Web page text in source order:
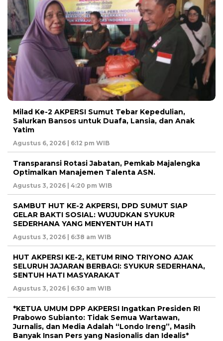
Milad Ke-2 AKPERSI Sumut Tebar Kepedulian,
Salurkan Bansos untuk Duafa, Lansia, dan Anak
Yatim
Agustus 6, 2026 | 6:12 pm WIB
Transparansi Rotasi Jabatan, Pemkab Majalengka
Optimalkan Manajemen Talenta ASN.
Agustus 3, 2026 | 4:20 pm WIB
SAMBUT HUT KE-2 AKPERSI, DPD SUMUT SIAP
GELAR BAKTI SOSIAL: WUJUDKAN SYUKUR
SEDERHANA YANG MENYENTUH HATI
Agustus 3, 2026 | 6:38 am WIB
HUT AKPERSI KE-2, KETUM RINO TRIYONO AJAK
SELURUH JAJARAN BERBAGI: SYUKUR SEDERHANA,
SENTUH HATI MASYARAKAT
Agustus 3, 2026 | 6:30 am WIB
*KETUA UMUM DPP AKPERSI Ingatkan Presiden RI
Prabowo Subianto: Tidak Semua Wartawan,
Jurnalis, dan Media Adalah “Londo Ireng”, Masih
Banyak Insan Pers yang Nasionalis dan Idealis*